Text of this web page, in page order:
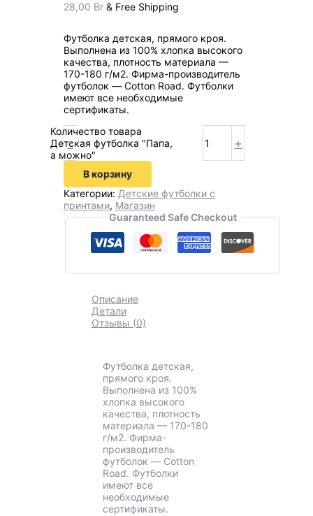
28,00 Br & Free Shipping
Футболка детская, прямого кроя.
Выполнена из 100% хлопка высокого
качества, плотность материала —
170-180 г/м2. Фирма-производитель
футболок — Cotton Road. Футболки
имеют все необходимые
сертификаты.
-
Количество товара
Детская футболка "Папа,
а можно"
+
В корзину
Категории: Детские футболки с
принтами, Магазин
Guaranteed Safe Checkout
Описание
Детали
Отзывы (0)
Футболка детская,
прямого кроя.
Выполнена из 100%
хлопка высокого
качества, плотность
материала — 170-180
г/м2. Фирма-
производитель
футболок — Cotton
Road. Футболки
имеют все
необходимые
сертификаты.